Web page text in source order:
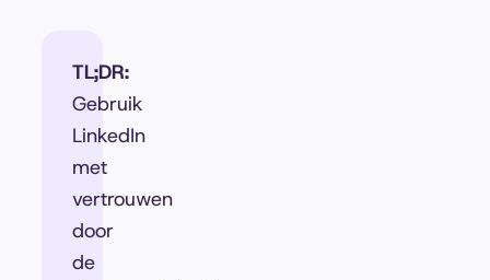
TL;DR:
Gebruik
LinkedIn
met
vertrouwen
door
de